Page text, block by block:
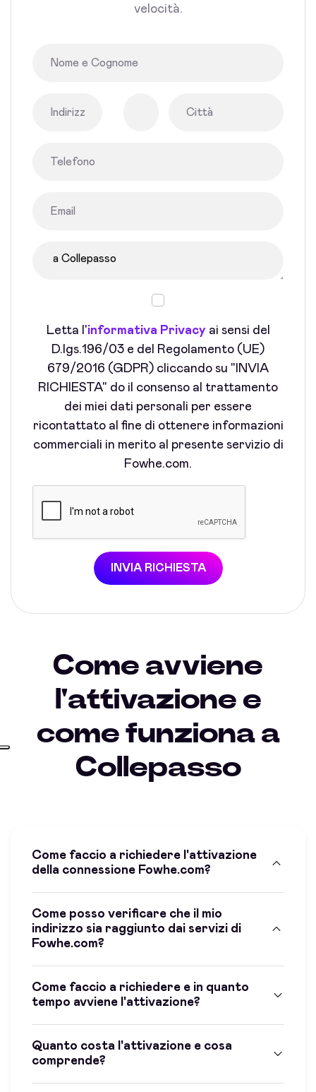
velocità.
Letta l'informativa Privacyai sensi del
D.lgs.196/03 e del Regolamento (UE)
679/2016 (GDPR) cliccando su "INVIA
RICHIESTA" do il consenso al trattamento
dei miei dati personali per essere
ricontattato al fine di ottenere informazioni
commerciali in merito al presente servizio di
Fowhe.com.
INVIA RICHIESTA
Come avviene
l'attivazione e
come funziona a
Collepasso
Come faccio a richiedere l'attivazione
della connessione Fowhe.com?
Come posso verificare che il mio
indirizzo sia raggiunto dai servizi di
Fowhe.com?
Come faccio a richiedere e in quanto
tempo avviene l'attivazione?
Quanto costa l'attivazione e cosa
comprende?